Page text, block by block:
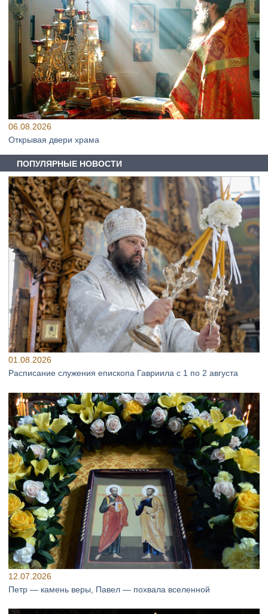
06.08.2026
Открывая двери храма
ПОПУЛЯРНЫЕ НОВОСТИ
01.08.2026
Расписание служения епископа Гавриила с 1 по 2 августа
12.07.2026
Петр — камень веры, Павел — похвала вселенной